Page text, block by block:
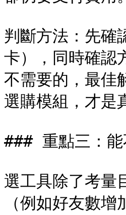
判斷方法：先確
卡），同時確認
不需要的，最佳
選購模組，才是
### 重點三：能
選工具除了考量
（例如好友數